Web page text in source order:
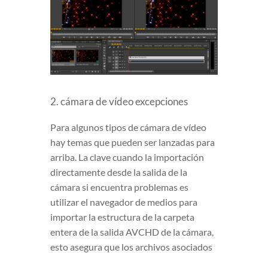
2. cámara de vídeo excepciones
Para algunos tipos de cámara de vídeo
hay temas que pueden ser lanzadas para
arriba. La clave cuando la importación
directamente desde la salida de la
cámara si encuentra problemas es
utilizar el navegador de medios para
importar la estructura de la carpeta
entera de la salida AVCHD de la cámara,
esto asegura que los archivos asociados